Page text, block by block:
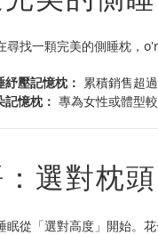
尋找一顆完美的側睡枕，
紓壓記憶枕： 累積銷售超
記憶枕： 專為女性或體型
選對枕
眠從「選對高度」開始。